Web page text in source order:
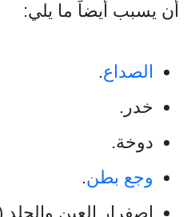
أن يسبب أيضاً ما يلي:
الصداع.
خدر.
دوخة.
وجع بطن.
اصفرار العين والجلد